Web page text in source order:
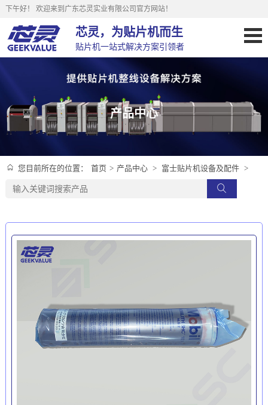
下午好！ 欢迎来到广东芯灵实业有限公司官方网站！
芯灵，为贴片机而生
贴片机一站式解决方案引领者
产品中心
您目前所在的位置： 首页 > 产品中心 > 富士贴片机设备及配件 >